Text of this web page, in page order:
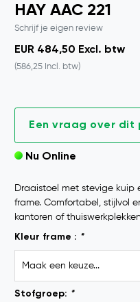
HAY AAC 221
Schrijf je eigen review
EUR 484,50 Excl. btw
(586,25 Incl. btw)
Een vraag over dit
Nu Online
Draaistoel met stevige kuip
frame. Comfortabel, stijlvol
kantoren of
Kleur frame : *
Stofgroep: *